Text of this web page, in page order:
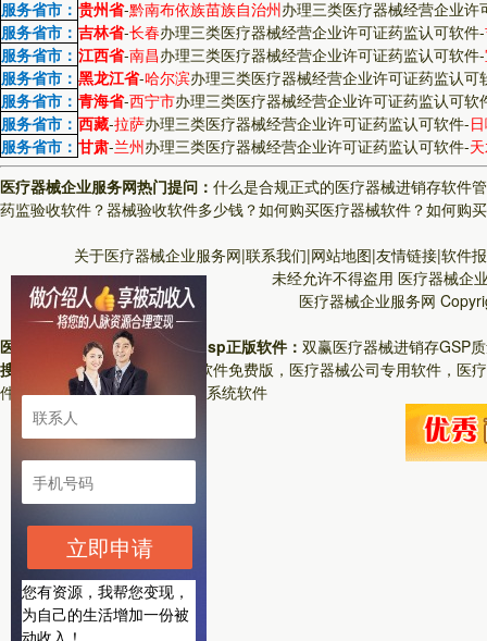
服务省市： 贵州省-黔南布依族苗族自治州办理三类医疗器械经营企业许
服务省市： 吉林省-长春办理三类医疗器械经营企业许可证药监认可软件-
服务省市： 江西省-南昌办理三类医疗器械经营企业许可证药监认可软件-
服务省市： 黑龙江省-哈尔滨办理三类医疗器械经营企业许可证药监认可
服务省市： 青海省-西宁市办理三类医疗器械经营企业许可证药监认可软
服务省市： 西藏-拉萨办理三类医疗器械经营企业许可证药监认可软件-
服务省市： 甘肃-兰州办理三类医疗器械经营企业许可证药监认可软件-
医疗器械企业服务网热门提问： 什么是合规正式的医疗器械进销存软件
药监验收软件？器械验收软件多少钱？如何购买医疗器械软件？如何购
关于医疗器械企业服务网|联系我们|网站地图|友情链接|软件
未经允许不得盗用 医疗器械企
医疗器械企业服务网
医疗器械企业服务网医疗器械gsp正版软件： 双赢医疗器械进销存GSP
搜索关键词：医疗器械进销存软件免费版，医疗器械公司专用软件，医
件,医疗器械软件,医疗器械管理系统软件
立即申请
您有资源，我帮您变现，
为自己的生活增加一份被